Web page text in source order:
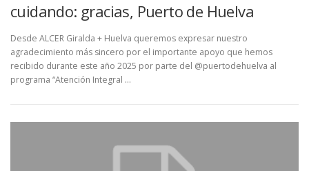
cuidando: gracias, Puerto de Huelva
Desde ALCER Giralda + Huelva queremos expresar nuestro
agradecimiento más sincero por el importante apoyo que hemos
recibido durante este año 2025 por parte del @puertodehuelva al
programa “Atención Integral …